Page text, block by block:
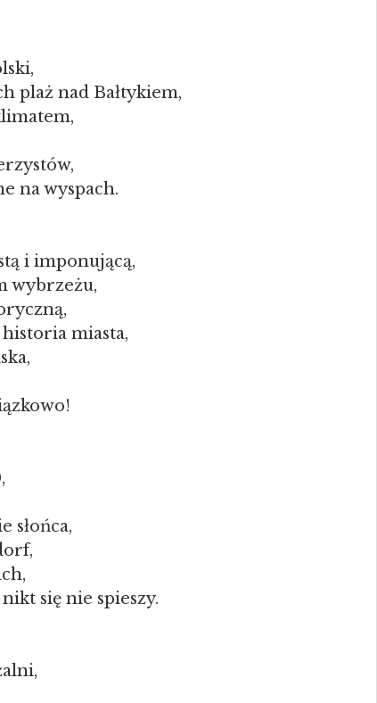
plaż nad Bałtykiem,
na wyspach.
i imponującą,
wybrzeżu,
miasta,
słońca,
się nie spieszy.